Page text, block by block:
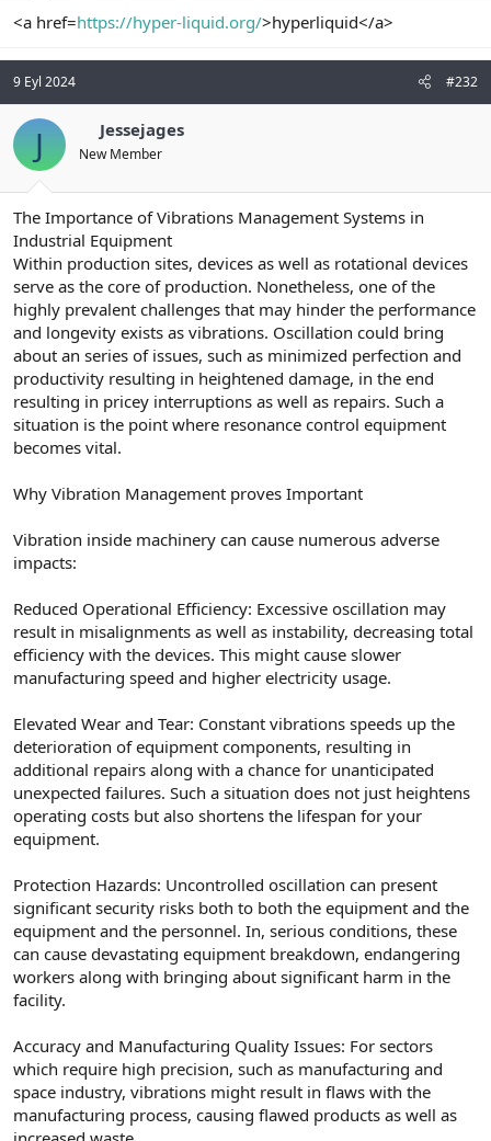
<a href=https://hyper-liquid.org/>hyperliquid</a>
9 Eyl 2024 #232
J Jessejages
New Member
The Importance of Vibrations Management Systems in
Industrial Equipment
Within production sites, devices as well as rotational devices
serve as the core of production. Nonetheless, one of the
highly prevalent challenges that may hinder the performance
and longevity exists as vibrations. Oscillation could bring
about an series of issues, such as minimized perfection and
productivity resulting in heightened damage, in the end
resulting in pricey interruptions as well as repairs. Such a
situation is the point where resonance control equipment
becomes vital.
Why Vibration Management proves Important
Vibration inside machinery can cause numerous adverse
impacts:
Reduced Operational Efficiency: Excessive oscillation may
result in misalignments as well as instability, decreasing total
efficiency with the devices. This might cause slower
manufacturing speed and higher electricity usage.
Elevated Wear and Tear: Constant vibrations speeds up the
deterioration of equipment components, resulting in
additional repairs along with a chance for unanticipated
unexpected failures. Such a situation does not just heightens
operating costs but also shortens the lifespan for your
equipment.
Protection Hazards: Uncontrolled oscillation can present
significant security risks both to both the equipment and the
equipment and the personnel. In, serious conditions, these
can cause devastating equipment breakdown, endangering
workers along with bringing about significant harm in the
facility.
Accuracy and Manufacturing Quality Issues: For sectors
which require high precision, such as manufacturing and
space industry, vibrations might result in flaws with the
manufacturing process, causing flawed products as well as